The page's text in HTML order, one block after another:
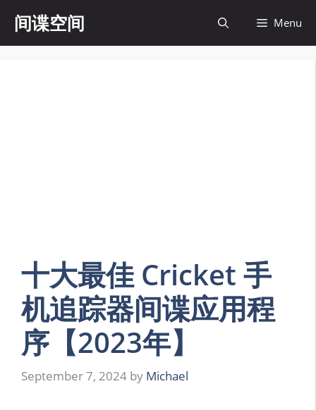
content
间谍空间 Menu
十大最佳 Cricket 手
机追踪器间谍应用程
序【2023年】
September 7, 2024 by Michael